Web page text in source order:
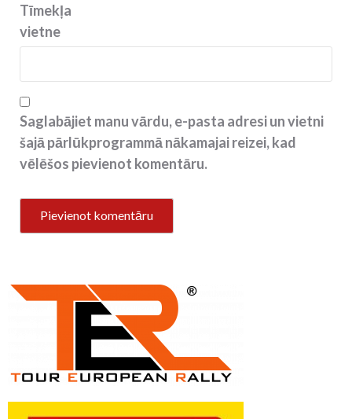
Tīmekļa
vietne
Saglabājiet manu vārdu, e-pasta adresi un vietni
šajā pārlūkprogrammā nākamajai reizei, kad
vēlēšos pievienot komentāru.